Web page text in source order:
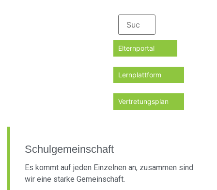
Elternportal
Lernplattform
Vertretungsplan
Schulgemeinschaft
Es kommt auf jeden Einzelnen an, zusammen sind
wir eine starke Gemeinschaft.